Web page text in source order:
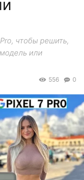
чтобы решить,
или
0
556